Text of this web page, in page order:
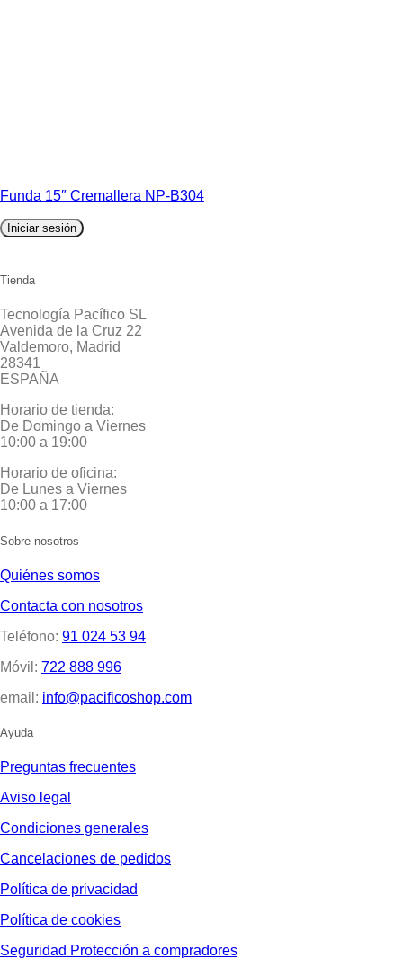
Funda 15″ Cremallera NP-B304
Iniciar sesión
Tienda
Tecnología Pacífico SL
Avenida de la Cruz 22
Valdemoro, Madrid
28341
ESPAÑA
Horario de tienda:
De Domingo a Viernes
10:00 a 19:00
Horario de oficina:
De Lunes a Viernes
10:00 a 17:00
Sobre nosotros
Quiénes somos
Contacta con nosotros
Teléfono: 91 024 53 94
Móvil: 722 888 996
email: info@pacificoshop.com
Ayuda
Preguntas frecuentes
Aviso legal
Condiciones generales
Cancelaciones de pedidos
Política de privacidad
Política de cookies
Seguridad Protección a compradores